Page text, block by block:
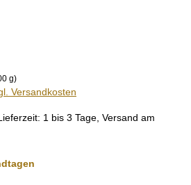
g)
Versandkosten
1 bis 3 Tage, Versand am